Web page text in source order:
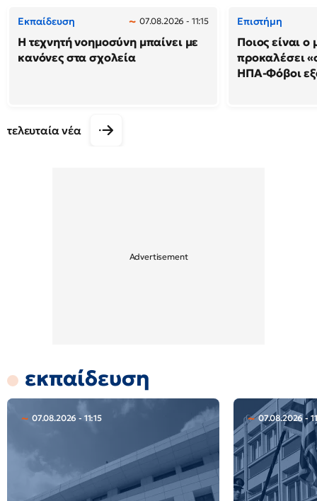
Εκπαίδευση 07.08.2026 - 11:15
Η τεχνητή νοημοσύνη μπαίνει με
κανόνες στα σχολεία
Επιστήμη
Ποιος είναι ο
προκαλέσει
ΗΠΑ-Φόβοι
τελευταία νέα
εκπαίδευση
07.08.2026 - 11:15 07.08.2026 -